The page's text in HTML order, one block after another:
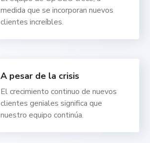
medida que se incorporan nuevos
clientes increíbles.
A pesar de la crisis
El crecimiento continuo de nuevos
clientes geniales significa que
nuestro equipo continúa.